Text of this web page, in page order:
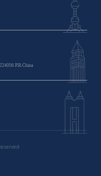
P.R.China